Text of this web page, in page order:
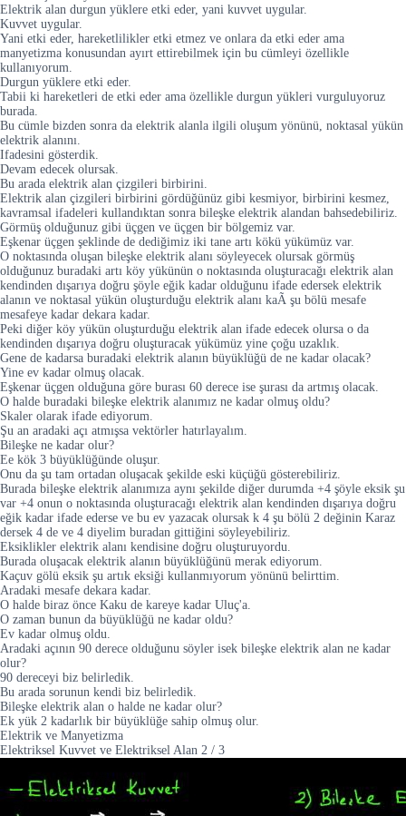
Elektrik alan durgun yüklere etki eder, yani kuvvet uygular.
Kuvvet uygular.
Yani etki eder, hareketlilikler etki etmez ve onlara da etki eder ama
manyetizma konusundan ayırt ettirebilmek için bu cümleyi özellikle
kullanıyorum.
Durgun yüklere etki eder.
Tabii ki hareketleri de etki eder ama özellikle durgun yükleri vurguluyoruz
burada.
Bu cümle bizden sonra da elektrik alanla ilgili oluşum yönünü, noktasal yükün
elektrik alanını.
Ifadesini gösterdik.
Devam edecek olursak.
Bu arada elektrik alan çizgileri birbirini.
Elektrik alan çizgileri birbirini gördüğünüz gibi kesmiyor, birbirini kesmez,
kavramsal ifadeleri kullandıktan sonra bileşke elektrik alandan bahsedebiliriz.
Görmüş olduğunuz gibi üçgen ve üçgen bir bölgemiz var.
Eşkenar üçgen şeklinde de dediğimiz iki tane artı kökü yükümüz var.
O noktasında oluşan bileşke elektrik alanı söyleyecek olursak görmüş
olduğunuz buradaki artı köy yükünün o noktasında oluşturacağı elektrik alan
kendinden dışarıya doğru şöyle eğik kadar olduğunu ifade edersek elektrik
alanın ve noktasal yükün oluşturduğu elektrik alanı kaÃ şu bölü mesafe
mesafeye kadar dekara kadar.
Peki diğer köy yükün oluşturduğu elektrik alan ifade edecek olursa o da
kendinden dışarıya doğru oluşturacak yükümüz yine çoğu uzaklık.
Gene de kadarsa buradaki elektrik alanın büyüklüğü de ne kadar olacak?
Yine ev kadar olmuş olacak.
Eşkenar üçgen olduğuna göre burası 60 derece ise şurası da artmış olacak.
O halde buradaki bileşke elektrik alanımız ne kadar olmuş oldu?
Skaler olarak ifade ediyorum.
Şu an aradaki açı atmışsa vektörler hatırlayalım.
Bileşke ne kadar olur?
Ee kök 3 büyüklüğünde oluşur.
Onu da şu tam ortadan oluşacak şekilde eski küçüğü gösterebiliriz.
Burada bileşke elektrik alanımıza aynı şekilde diğer durumda +4 şöyle eksik şu
var +4 onun o noktasında oluşturacağı elektrik alan kendinden dışarıya doğru
eğik kadar ifade ederse ve bu ev yazacak olursak k 4 şu bölü 2 değinin Karaz
dersek 4 de ve 4 diyelim buradan gittiğini söyleyebiliriz.
Eksiklikler elektrik alanı kendisine doğru oluşturuyordu.
Burada oluşacak elektrik alanın büyüklüğünü merak ediyorum.
Kaçuv gölü eksik şu artık eksiği kullanmıyorum yönünü belirttim.
Aradaki mesafe dekara kadar.
O halde biraz önce Kaku de kareye kadar Uluç'a.
O zaman bunun da büyüklüğü ne kadar oldu?
Ev kadar olmuş oldu.
Aradaki açının 90 derece olduğunu söyler isek bileşke elektrik alan ne kadar
olur?
90 dereceyi biz belirledik.
Bu arada sorunun kendi biz belirledik.
Bileşke elektrik alan o halde ne kadar olur?
Ek yük 2 kadarlık bir büyüklüğe sahip olmuş olur.
Elektrik ve Manyetizma
Elektriksel Kuvvet ve Elektriksel Alan 2 / 3